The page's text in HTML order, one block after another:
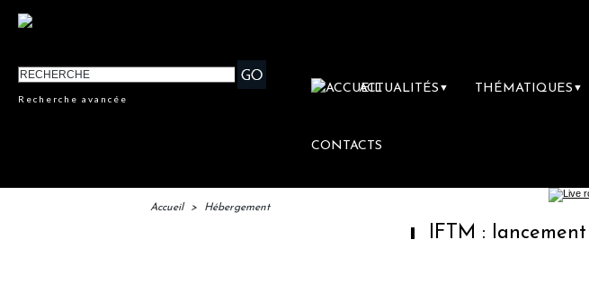
Recherche avancée
ACTUALITÉS ▼ THÉMATIQUES ▼
CONTACTS
Accueil > Hébergement
IFTM : lancement des